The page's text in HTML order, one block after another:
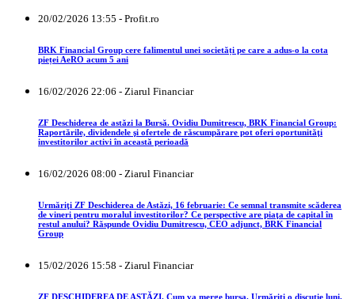
20/02/2026 13:55 - Profit.ro
BRK Financial Group cere falimentul unei societăți pe care a adus-o la cota
pieței AeRO acum 5 ani
16/02/2026 22:06 - Ziarul Financiar
ZF Deschiderea de astăzi la Bursă. Ovidiu Dumitrescu, BRK Financial Group:
Raportările, dividendele şi ofertele de răscumpărare pot oferi oportunităţi
investitorilor activi în această perioadă
16/02/2026 08:00 - Ziarul Financiar
Urmăriţi ZF Deschiderea de Astăzi, 16 februarie: Ce semnal transmite scăderea
de vineri pentru moralul investitorilor? Ce perspective are piaţa de capital în
restul anului? Răspunde Ovidiu Dumitrescu, CEO adjunct, BRK Financial
Group
15/02/2026 15:58 - Ziarul Financiar
ZF DESCHIDEREA DE ASTĂZI. Cum va merge bursa. Urmăriţi o discuţie luni,